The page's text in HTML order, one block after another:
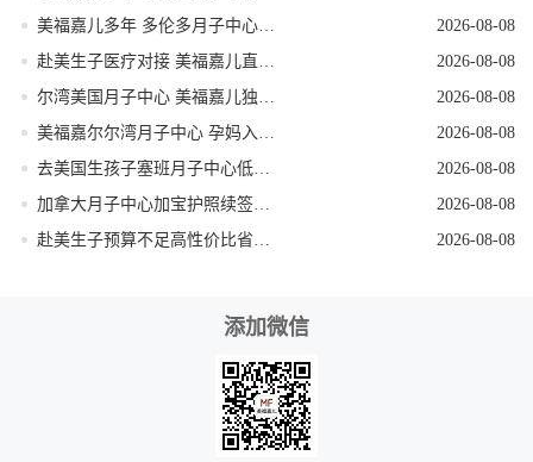
2026-08-08
2026-08-08
2026-08-08
2026-08-08
2026-08-08
2026-08-08
2026-08-08
添加微信